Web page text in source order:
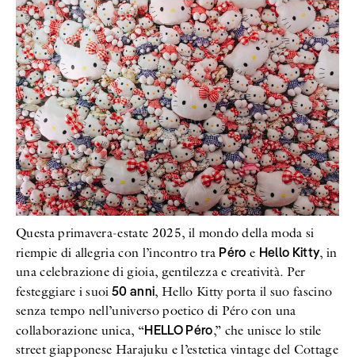
Questa primavera-estate 2025, il mondo della moda si
riempie di allegria con l’incontro tra Péro e Hello Kitty, in
una celebrazione di gioia, gentilezza e creatività. Per
festeggiare i suoi 50 anni, Hello Kitty porta il suo fascino
senza tempo nell’universo poetico di Péro con una
collaborazione unica, “HELLO Péro,” che unisce lo stile
street giapponese Harajuku e l’estetica vintage del Cottage